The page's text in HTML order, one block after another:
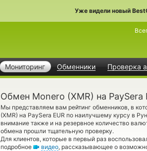
Уже видели новый
Мониторинг Обменники Проверка
Обмен Monero (XMR) на PaySera
Мы представляем вам рейтинг обменников, в
(XMR) на PaySera EUR по наилучшему курсу в
внимание также и на резервное количество
обмена прошли тщательную проверку.
Для клиентов, которые в первый раз
подробное
видео, рассказывающее о